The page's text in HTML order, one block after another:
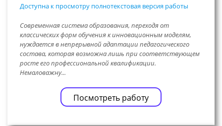
Доступна к просмотру полнотекстовая версия работы
Современная система образования, переходя от
классических форм обучения к инновационным моделям,
нуждается в непрерывной адаптации педагогического
состава, которая возможна лишь при соответствующем
росте его профессиональной квалификации.
Немаловажну...
Посмотреть работу